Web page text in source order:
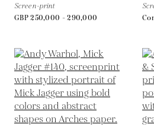
Screen-print
GBP 250,000 - 290,000